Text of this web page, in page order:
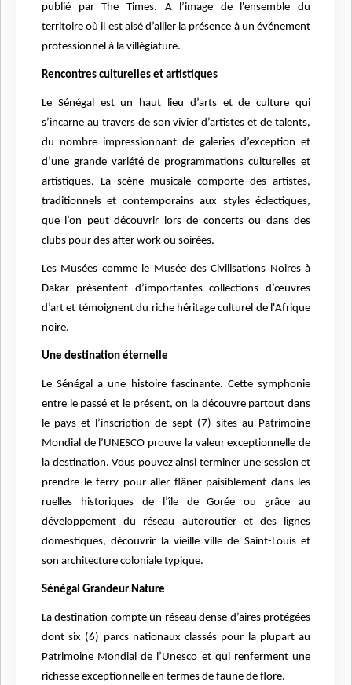
publié par The Times. A l’image de l'ensemble du
territoire où il est aisé d’allier la présence à un événement
professionnel à la villégiature.
Rencontres culturelles et artistiques
Le Sénégal est un haut lieu d’arts et de culture qui
s’incarne au travers de son vivier d’artistes et de talents,
du nombre impressionnant de galeries d’exception et
d’une grande variété de programmations culturelles et
artistiques. La scène musicale comporte des artistes,
traditionnels et contemporains aux styles éclectiques,
que l’on peut découvrir lors de concerts ou dans des
clubs pour des after work ou soirées.
Les Musées comme le Musée des Civilisations Noires à
Dakar présentent d’importantes collections d’œuvres
d’art et témoignent du riche héritage culturel de l'Afrique
noire.
Une destination éternelle
Le Sénégal a une histoire fascinante. Cette symphonie
entre le passé et le présent, on la découvre partout dans
le pays et l’inscription de sept (7) sites au Patrimoine
Mondial de l’UNESCO prouve la valeur exceptionnelle de
la destination. Vous pouvez ainsi terminer une session et
prendre le ferry pour aller flâner paisiblement dans les
ruelles historiques de l’île de Gorée ou grâce au
développement du réseau autoroutier et des lignes
domestiques, découvrir la vieille ville de Saint-Louis et
son architecture coloniale typique.
Sénégal Grandeur Nature
La destination compte un réseau dense d’aires protégées
dont six (6) parcs nationaux classés pour la plupart au
Patrimoine Mondial de l’Unesco et qui renferment une
richesse exceptionnelle en termes de faune de flore.